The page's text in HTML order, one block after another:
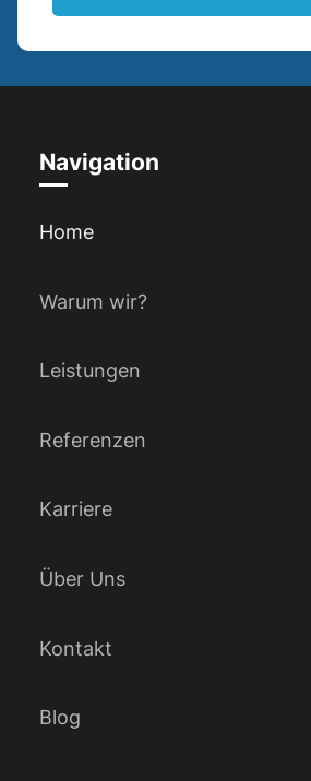
Navigation
Home
Warum wir?
Leistungen
Referenzen
Karriere
Über Uns
Kontakt
Blog